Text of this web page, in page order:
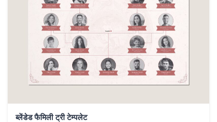
ब्लेंडेड फैमिली ट्री टेम्पलेट